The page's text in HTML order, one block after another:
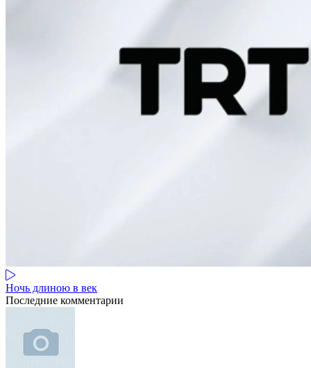
Ночь длиною в век
Последние комментарии